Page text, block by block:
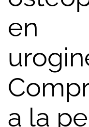
en
a la